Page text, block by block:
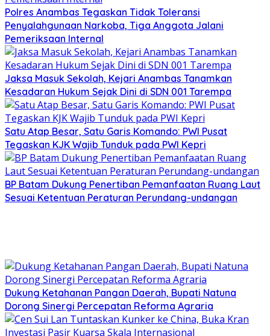
Polres Anambas Tegaskan Tidak Toleransi
Penyalahgunaan Narkoba, Tiga Anggota Jalani
Pemeriksaan Internal
Jaksa Masuk Sekolah, Kejari Anambas Tanamkan
Kesadaran Hukum Sejak Dini di SDN 001 Tarempa
Satu Atap Besar, Satu Garis Komando: PWI Pusat
Tegaskan KJK Wajib Tunduk pada PWI Kepri
BP Batam Dukung Penertiban Pemanfaatan Ruang Laut
Sesuai Ketentuan Peraturan Perundang-undangan
Dukung Ketahanan Pangan Daerah, Bupati Natuna
Dorong Sinergi Percepatan Reforma Agraria